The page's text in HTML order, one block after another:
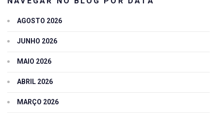
AGOSTO 2026
JUNHO 2026
MAIO 2026
ABRIL 2026
MARÇO 2026